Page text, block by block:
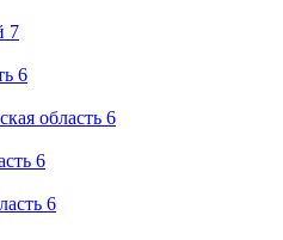
7
6
область 6
6
6